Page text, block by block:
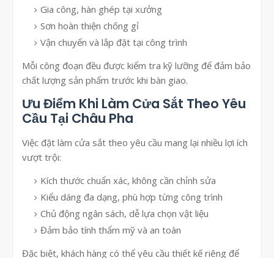
Gia công, hàn ghép tại xưởng
Sơn hoàn thiện chống gỉ
Vận chuyển và lắp đặt tại công trình
Mỗi công đoạn đều được kiểm tra kỹ lưỡng để đảm bảo
chất lượng sản phẩm trước khi bàn giao.
Ưu Điểm Khi Làm Cửa Sắt Theo Yêu
Cầu Tại Châu Pha
Việc đặt làm cửa sắt theo yêu cầu mang lại nhiều lợi ích
vượt trội:
Kích thước chuẩn xác, không cần chỉnh sửa
Kiểu dáng đa dạng, phù hợp từng công trình
Chủ động ngân sách, dễ lựa chọn vật liệu
Đảm bảo tính thẩm mỹ và an toàn
Đặc biệt, khách hàng có thể yêu cầu thiết kế riêng để